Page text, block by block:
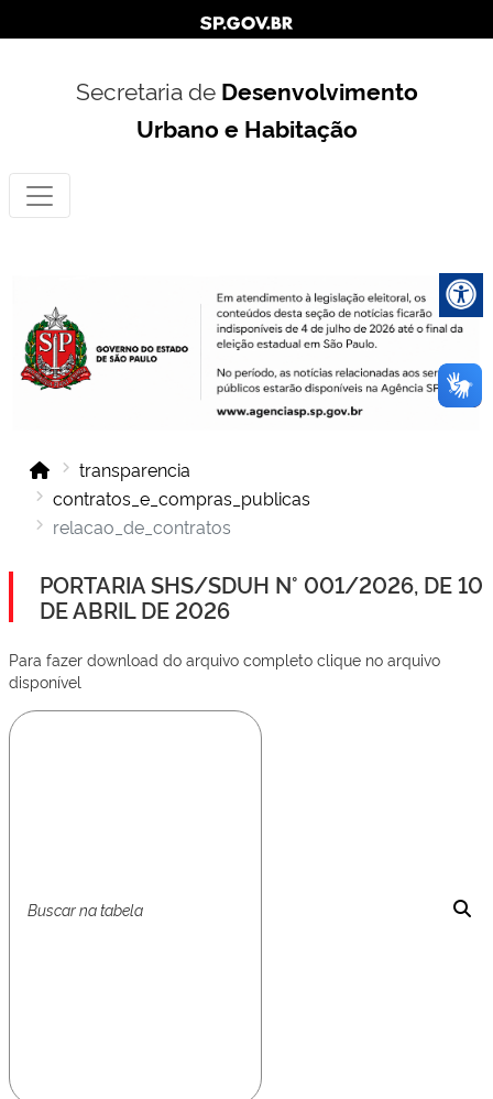
Secretaria de Desenvolvimento
Urbano e Habitação
transparencia
contratos_e_compras_publicas
relacao_de_contratos
PORTARIA SHS/SDUH N° 001/2026, DE 10
DE ABRIL DE 2026
Para fazer download do arquivo completo clique no arquivo
disponível